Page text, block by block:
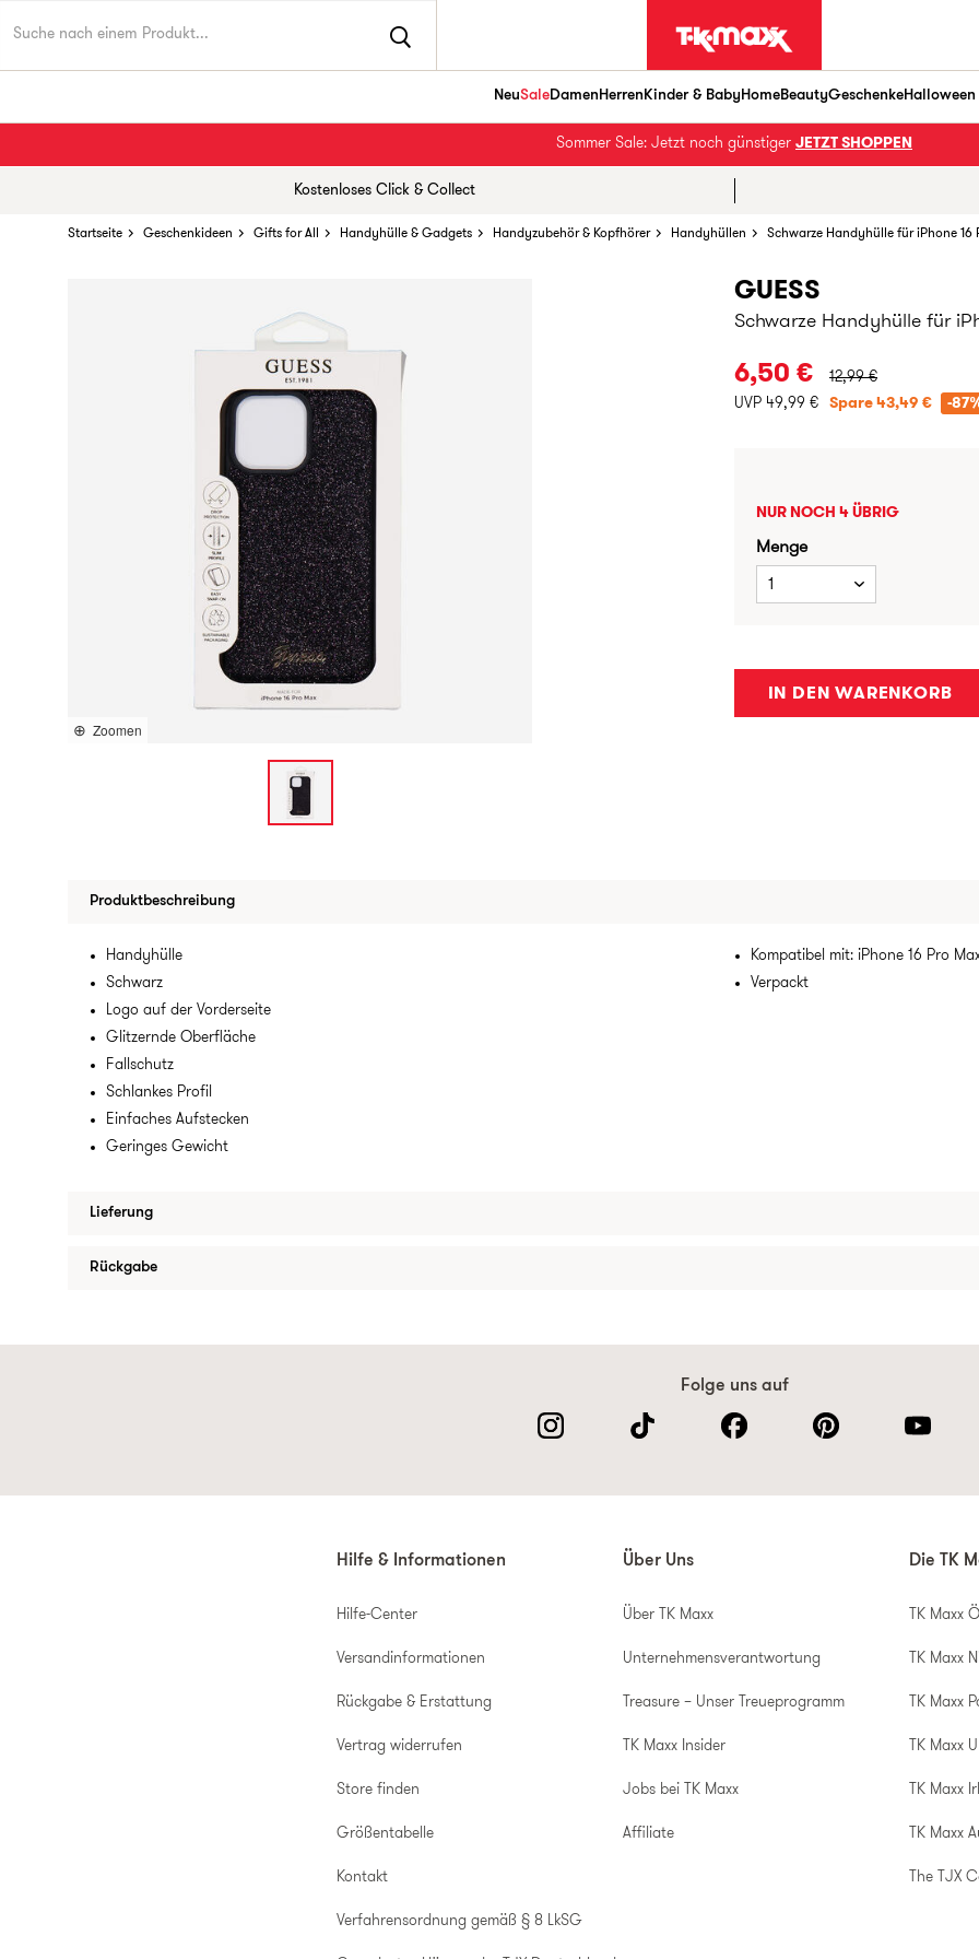
NeuSaleDamenHerrenKinder & BabyHomeBeautyGeschenkeHalloween
Sommer Sale: Jetzt noch günstiger JETZT SHOPPEN
Kostenloses Click & Collect
Startseite Geschenkideen Gifts for All Handyhülle & Gadgets Handyzubehör & Kopfhörer Handyhüllen Schwarze Handyhülle für iPhone 16
Zoomen
GUESS
Schwarze Handyhülle für
6,50 € URSPRÜNGLICHER
12,99 €
UVP 49,99 €
Spare 43,49 € -
NUR NOCH 4 ÜBRIG
Menge
1
IN DEN WARENKORB
Produktbeschreibung
Handyhülle
Schwarz
Logo auf der Vorderseite
Glitzernde Oberfläche
Fallschutz
Schlankes Profil
Einfaches Aufstecken
Geringes Gewicht
Kompatibel mit: iPhone 16 Pro
Verpackt
Lieferung
Rückgabe
Folge uns auf
Hilfe & Informationen
Hilfe-Center
Versandinformationen
Rückgabe & Erstattung
Vertrag widerrufen
Store finden
Größentabelle
Kontakt
Verfahrensordnung gemäß § 8 LkSG
Über Uns
Über TK Maxx
Unternehmensverantwortung
Treasure – Unser Treueprogramm
TK Maxx Insider
Jobs bei TK Maxx
Affiliate
Die TK
TK Maxx
TK Maxx
TK Maxx
TK Maxx
TK Maxx
TK Maxx
The TJX